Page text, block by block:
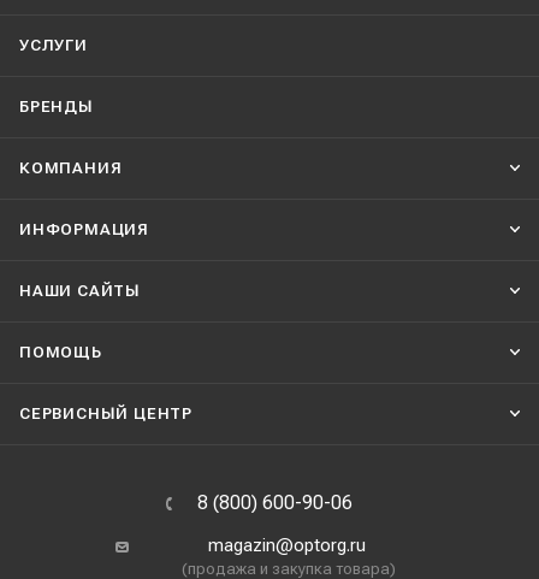
УСЛУГИ
БРЕНДЫ
КОМПАНИЯ
ИНФОРМАЦИЯ
НАШИ CАЙТЫ
ПОМОЩЬ
СЕРВИСНЫЙ ЦЕНТР
8 (800) 600-90-06
magazin@optorg.ru
(продажа и закупка товара)